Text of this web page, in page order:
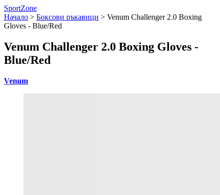
SportZone
Начало > Боксови ръкавици > Venum Challenger 2.0 Boxing
Gloves - Blue/Red
Venum Challenger 2.0 Boxing Gloves -
Blue/Red
Venum